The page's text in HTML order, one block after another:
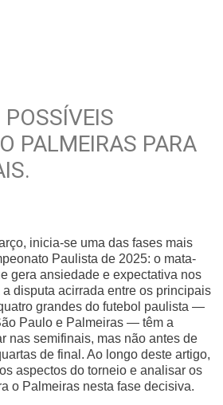
PALMEIRAS PARA
inicia-se uma das fases mais
Paulista de 2025: o mata-
gera ansiedade e expectativa nos
disputa acirrada entre os principais
grandes do futebol paulista —
Paulo e Palmeiras — têm a
nas semifinais, mas não antes de
de final. Ao longo deste artigo,
aspectos do torneio e analisar os
o Palmeiras nesta fase decisiva.